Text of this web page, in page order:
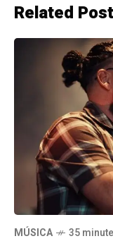
Related
MÚSICA 35